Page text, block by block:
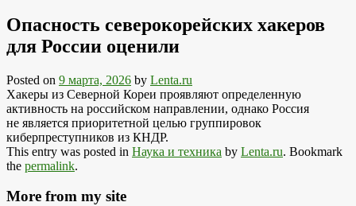
Опасность северокорейских хакеров
для России оценили
Posted on 9 марта, 2026 by Lenta.ru
Хакеры из Северной Кореи проявляют определенную
активность на российском направлении, однако Россия
не является приоритетной целью группировок
киберпреступников из КНДР.
This entry was posted in Наука и техника by Lenta.ru. Bookmark
the permalink.
More from my site